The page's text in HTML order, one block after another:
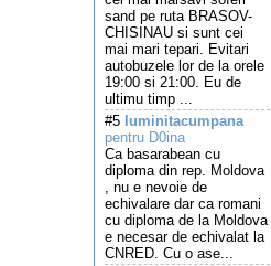
sand pe ruta BRASOV-
CHISINAU si sunt cei
mai mari tepari. Evitari
autobuzele lor de la orele
19:00 si 21:00. Eu de
ultimu timp ...
#5 luminitacumpana
pentru D0ina
Ca basarabean cu
diploma din rep. Moldova
, nu e nevoie de
echivalare dar ca romani
cu diploma de la Moldova
e necesar de echivalat la
CNRED. Cu o ase...